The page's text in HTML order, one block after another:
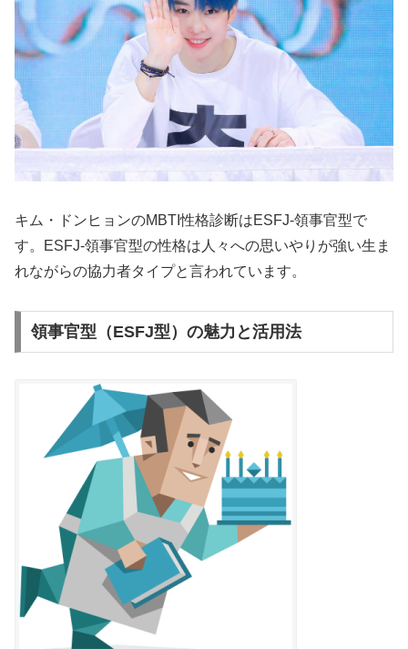
キム・ドンヒョンのMBTI性格診断はESFJ-領事官型で
す。ESFJ-領事官型の性格は人々への思いやりが強い生ま
れながらの協力者タイプと言われています。
領事官型（ESFJ型）の魅力と活用法